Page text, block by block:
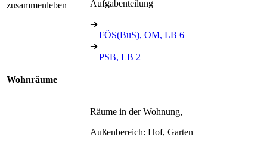
zusammenleben
Aufgabenteilung
➔
FÖS(BuS), OM, LB 6
➔
PSB, LB 2
Wohnräume
Räume in der Wohnung,
Außenbereich: Hof, Garten